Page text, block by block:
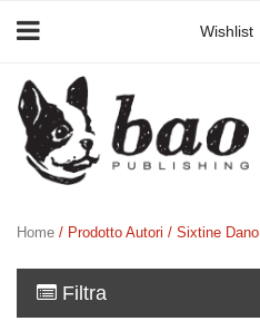
Wishlist
Home / Prodotto Autori / Sixtine Dano
Filtra